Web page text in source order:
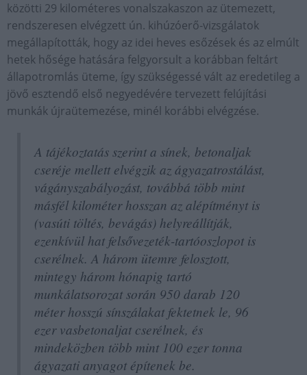
közötti 29 kilométeres vonalszakaszon az ütemezett,
rendszeresen elvégzett ún. kihúzóerő-vizsgálatok
megállapították, hogy az idei heves esőzések és az elmúlt
hetek hősége hatására felgyorsult a korábban feltárt
állapotromlás üteme, így szükségessé vált az eredetileg a
jövő esztendő első negyedévére tervezett felújítási
munkák újraütemezése, minél korábbi elvégzése.
A tájékoztatás szerint a sínek, betonaljak
cseréje mellett elvégzik az ágyazatrostálást,
vágányszabályozást, továbbá több mint
másfél kilométer hosszan az alépítményt is
(vasúti töltés, bevágás) helyreállítják,
ezenkívül hat felsővezeték-tartóoszlopot is
cserélnek.A három ütemre felosztott,
mintegy három hónapig tartó
munkálatsorozat során 950 darab 120
méter hosszú sínszálakat fektetnek le, 96
ezer vasbetonaljat cserélnek, és
mindeközben több mint 100 ezer tonna
ágyazati anyagot építenek be.